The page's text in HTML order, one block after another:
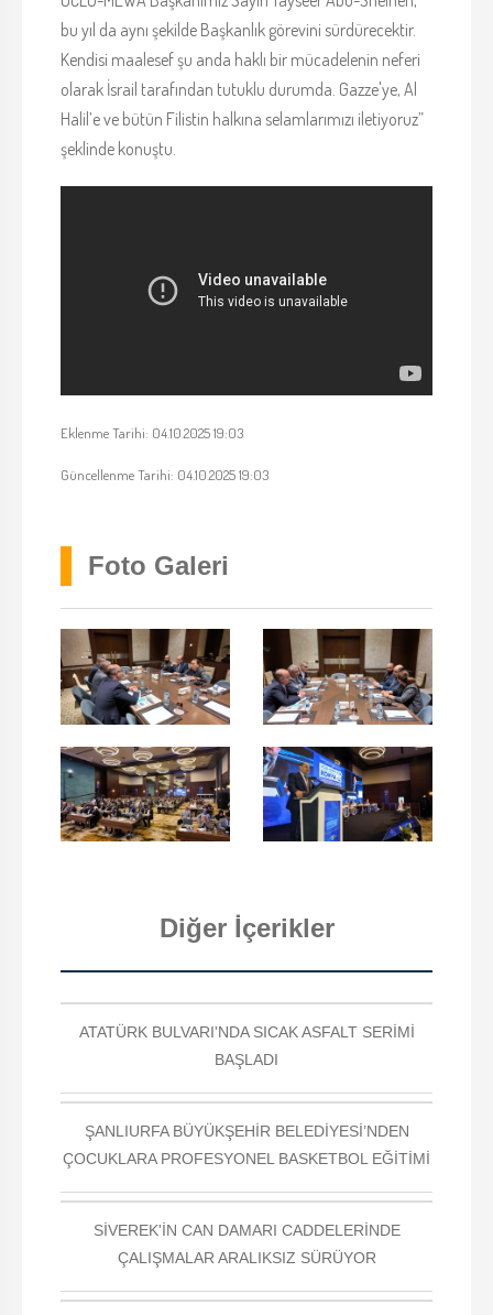
bu yıl da aynı şekilde Başkanlık görevini sürdürecektir.
Kendisi maalesef şu anda haklı bir mücadelenin neferi
olarak İsrail tarafından tutuklu durumda. Gazze'ye, Al
Halil’e ve bütün Filistin halkına selamlarımızı iletiyoruz”
şeklinde konuştu.
Eklenme Tarihi: 04.10.2025 19:03
Güncellenme Tarihi: 04.10.2025 19:03
Foto Galeri
Diğer İçerikler
ATATÜRK BULVARI'NDA SICAK ASFALT SERİMİ
BAŞLADI
ŞANLIURFA BÜYÜKŞEHİR BELEDİYESİ’NDEN
ÇOCUKLARA PROFESYONEL BASKETBOL EĞİTİMİ
SİVEREK'İN CAN DAMARI CADDELERİNDE
ÇALIŞMALAR ARALIKSIZ SÜRÜYOR